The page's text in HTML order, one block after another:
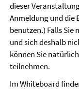
dieser
Anmeldung und die
benutzen.) Falls
und sich deshalb
können Sie
teilnehmen.
Im Whiteboard